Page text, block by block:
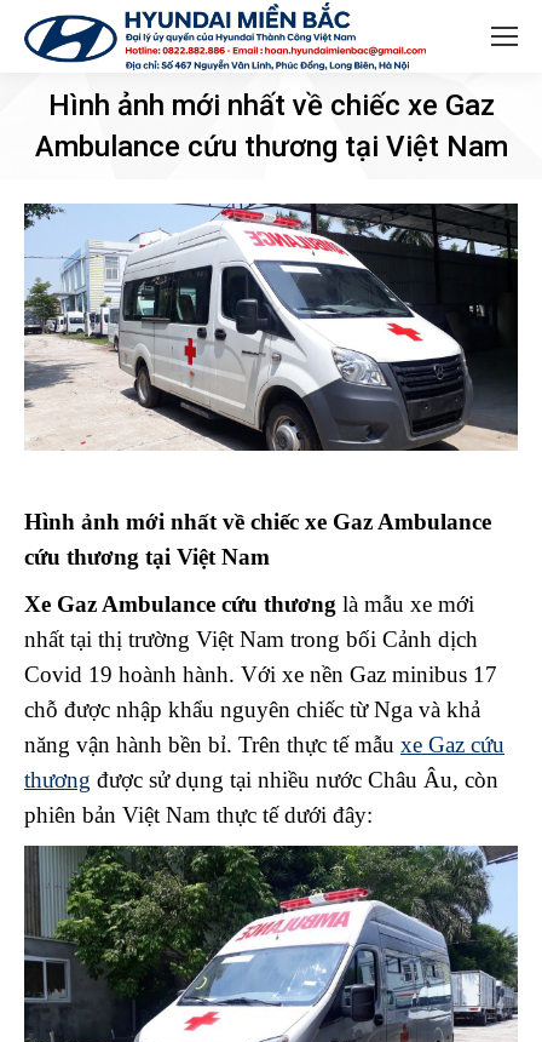
Search:
Hình ảnh mới nhất về chiếc xe Gaz
Ambulance cứu thương tại Việt Nam
Hình ảnh mới nhất về chiếc xe Gaz Ambulance
cứu thương tại Việt Nam
Xe Gaz Ambulance cứu thương là mẫu xe mới
nhất tại thị trường Việt Nam trong bối Cảnh dịch
Covid 19 hoành hành. Với xe nền Gaz minibus 17
chỗ được nhập khẩu nguyên chiếc từ Nga và khả
năng vận hành bền bỉ. Trên thực tế mẫu xe Gaz cứu
thương được sử dụng tại nhiều nước Châu Âu, còn
phiên bản Việt Nam thực tế dưới đây: